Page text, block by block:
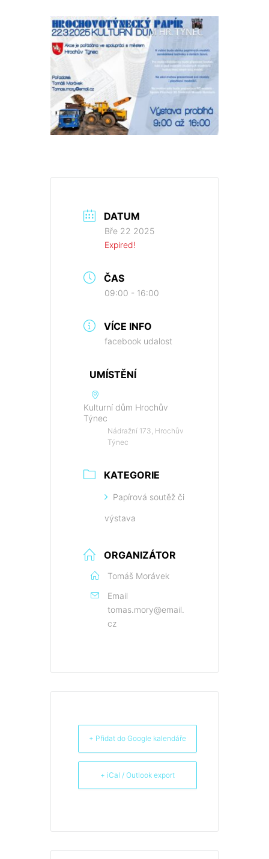
DATUM
Bře 22 2025
Expired!
ČAS
09:00 - 16:00
VÍCE INFO
facebook udalost
UMÍSTĚNÍ
Kulturní dům Hrochův
Týnec
Nádražní 173, Hrochův
Týnec
KATEGORIE
Papírová soutěž či
výstava
ORGANIZÁTOR
Tomáš Morávek
Email
tomas.mory@email.
cz
+ Přidat do Google kalendáře
+ iCal / Outlook export